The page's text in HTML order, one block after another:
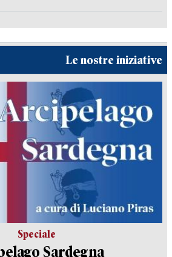
Le nostre iniziative
Speciale
Sardegna